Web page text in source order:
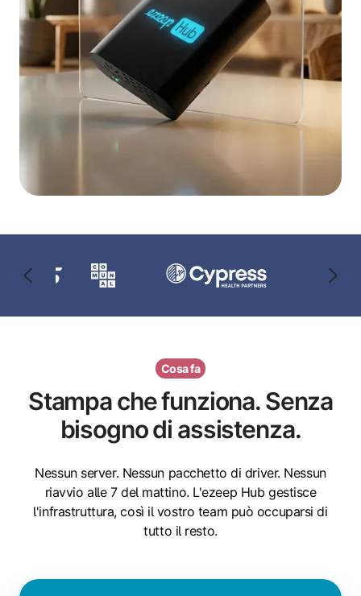
Cosa fa
Stampa che funziona. Senza
bisogno di assistenza.
Nessun server. Nessun pacchetto di driver. Nessun
riavvio alle 7 del mattino. L'ezeep Hub gestisce
l'infrastruttura, così il vostro team può occuparsi di
tutto il resto.